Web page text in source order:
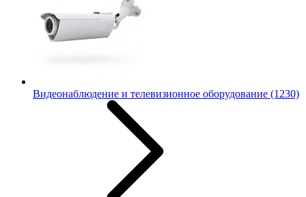
Видеонаблюдение и телевизионное оборудование (1230)